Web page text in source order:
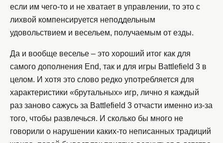
если им чего-то и не хватает в управлении, то это с
лихвой компенсируется неподдельным
удовольствием и весельем, получаемым от езды.
Да и вообще веселье – это хороший итог как для
самого дополнения End, так и для игры Battlefield 3 в
целом. И хотя это слово редко употребляется для
характеристики «брутальных» игр, лично я каждый
раз заново сажусь за Battlefield 3 отчасти именно из-за
того, чтобы развлечься. И сколько бы много не
говорили о нарушении каких-то неписанных традиций